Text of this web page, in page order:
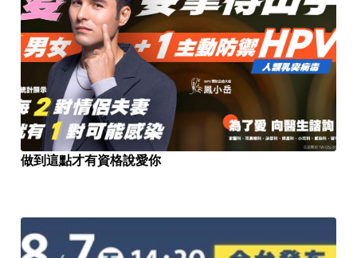
做到這點才有資格說愛你